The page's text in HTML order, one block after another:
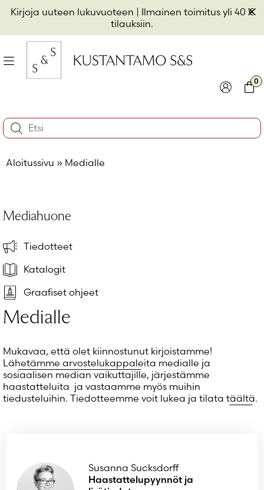
Kirjoja uuteen lukuvuoteen | Ilmainen toimitus yli 40 €
tilauksiin.
Hyppää
sisältöön
Valikko
Muista minut
Salasana unohtunut?
Eikö sinulla ole tiliä?
Luo uusi tili
0
Search:
Aloitussivu » Medialle
Mediahuone
Tiedotteet
Katalogit
Graafiset ohjeet
Medialle
Mukavaa, että olet kiinnostunut kirjoistamme!
Lähetämme arvostelukappaleita medialle ja
sosiaalisen median vaikuttajille, järjestämme
haastatteluita ja vastaamme myös muihin
tiedusteluihin. Tiedotteemme voit lukea ja tilata täältä.
Susanna Sucksdorff
Haastattelupyynnöt ja